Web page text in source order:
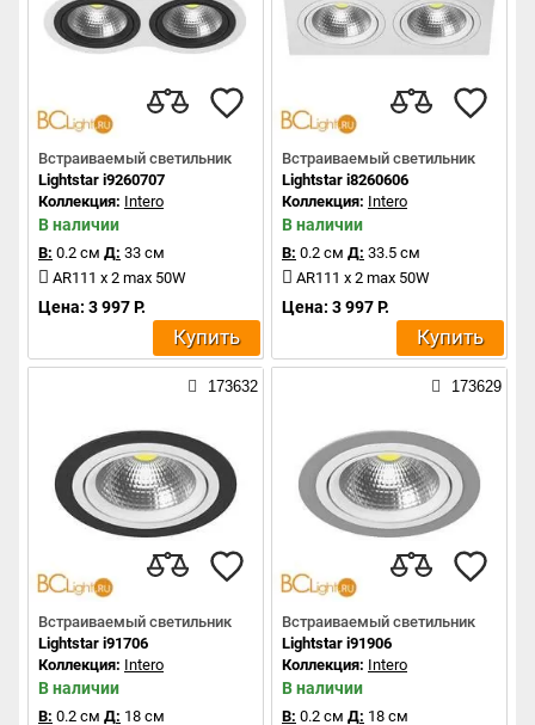
Встраиваемый светильник
Lightstar i9260707
Коллекция: Intero
В наличии
В: 0.2 см Д: 33 см
AR111 x 2 max 50W
Цена: 3 997 Р.
Купить
Встраиваемый светильник
Lightstar i8260606
Коллекция: Intero
В наличии
В: 0.2 см Д: 33.5 см
AR111 x 2 max 50W
Цена: 3 997 Р.
Купить
173632
Встраиваемый светильник
Lightstar i91706
Коллекция: Intero
В наличии
В: 0.2 см Д: 18 см
173629
Встраиваемый светильник
Lightstar i91906
Коллекция: Intero
В наличии
В: 0.2 см Д: 18 см